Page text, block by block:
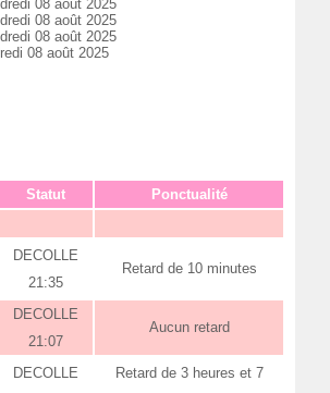
08 août 2025
08 août 2025
08 août 2025
08 août 2025
Statut
Ponctualité
DECOLLE
21:35
Retard de 10 minutes
DECOLLE
21:07
Aucun retard
DECOLLE
Retard de 3 heures et 7